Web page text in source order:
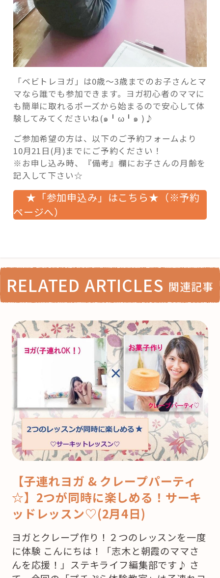
「ベビトレヨガ」は0歳〜3歳までのお子さんとマ
マなら誰でも参加できます。ヨガ初心者のママに
も簡単に取れるポーズから始まるので安心して体
験してみてくださいね(๑╹ω╹๑ )♪
ご参加希望の方は、以下のご予約フォームより
10月21日(月)までにご予約ください！
※お申し込み時、『備考』欄にお子さんの月齢を
記入して下さい☆
★「参加申込み」はこちら★（※予約
ページへ）
RELATED ARTICLES 関連記事
【子連れヨガ & クレープパーティ
☆】2つが同時に楽しめる！サーキ
ッドレッスン♡(2月4日)
ヨガとクレープ作り！２つのレッスンを一度
に体験 こんにちは！「志木と朝霞のママさ
んを応援！」ステキライフ編集部です♪ さ